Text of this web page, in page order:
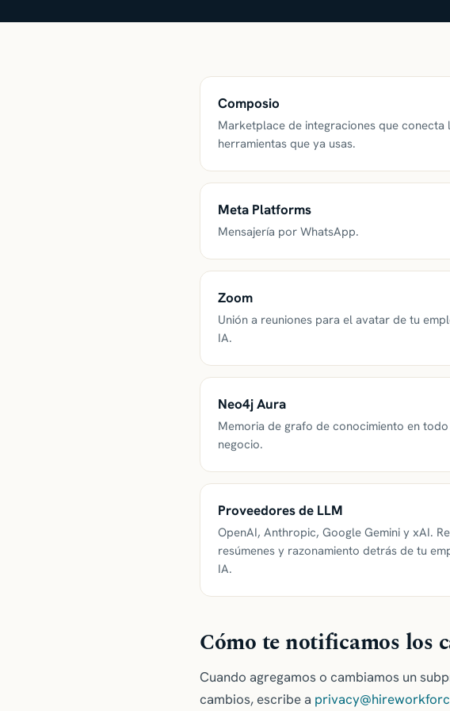
Composio
Marketplace de integraciones que conecta
herramientas que ya usas.
Meta Platforms
Mensajería por WhatsApp.
Zoom
Unión a reuniones para el avatar de tu
IA.
Neo4j Aura
Memoria de grafo de conocimiento en
negocio.
Proveedores de LLM
OpenAI, Anthropic, Google Gemini y xAI.
resúmenes y razonamiento detrás de tu
IA.
Cómo te notificamos los
Cuando agregamos o cambiamos un
cambios, escribe a